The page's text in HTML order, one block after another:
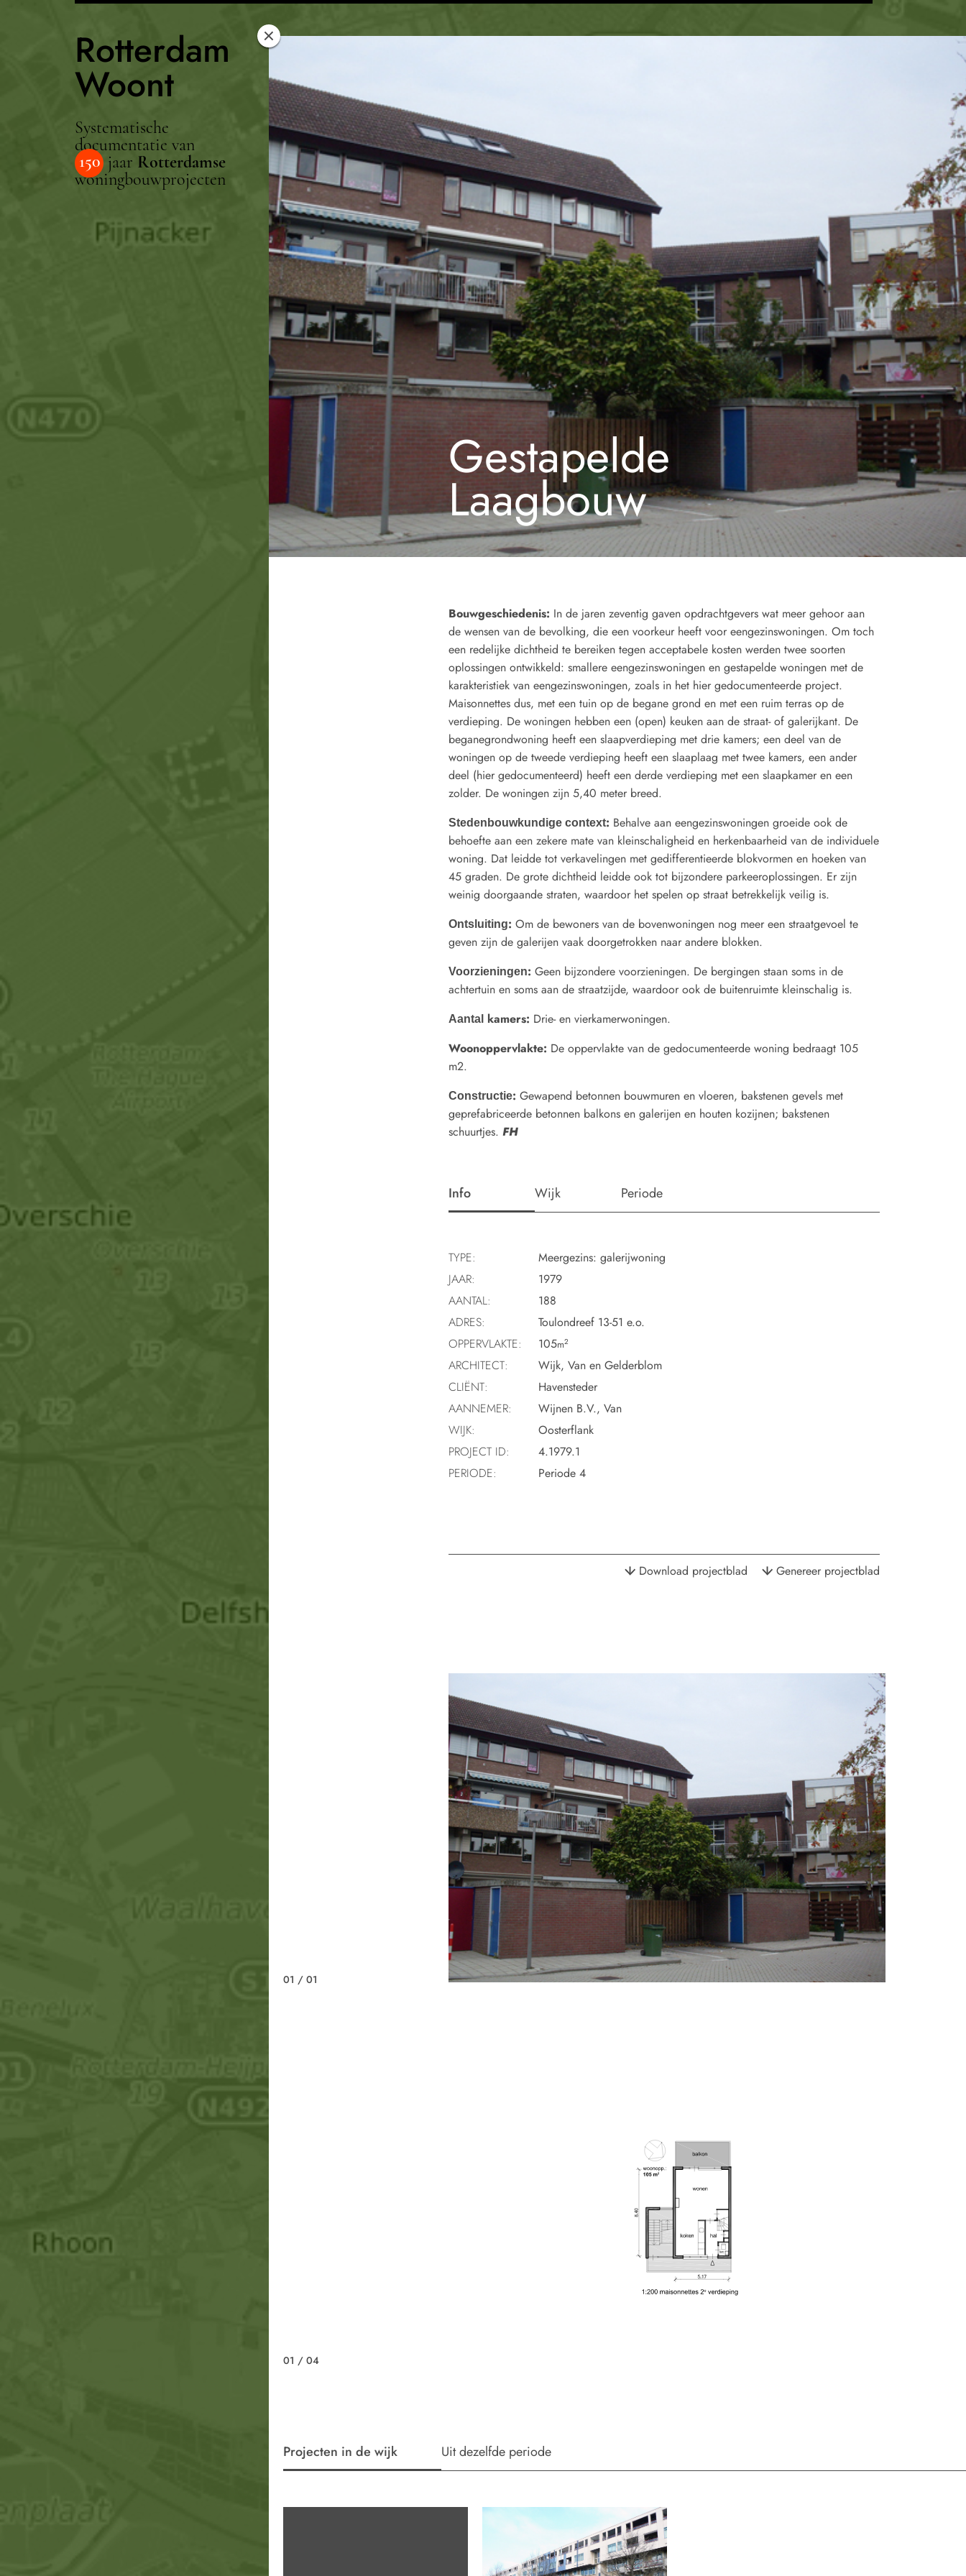
Rotterdam
Woont
Systematische
documentatie van
150 jaar Rotterdamse
woningbouwprojecten
Gestapelde
Laagbouw
Bouwgeschiedenis: In de jaren zeventig gaven opdrachtgevers wat meer gehoor aan
de wensen van de bevolking, die een voorkeur heeft voor eengezinswoningen. Om toch
een redelijke dichtheid te bereiken tegen acceptabele kosten werden twee soorten
oplossingen ontwikkeld: smallere eengezinswoningen en gestapelde woningen met de
karakteristiek van eengezinswoningen, zoals in het hier gedocumenteerde project.
Maisonnettes dus, met een tuin op de begane grond en met een ruim terras op de
verdieping. De woningen hebben een (open) keuken aan de straat- of galerijkant. De
beganegrondwoning heeft een slaapverdieping met drie kamers; een deel van de
woningen op de tweede verdieping heeft een slaaplaag met twee kamers, een ander
deel (hier gedocumenteerd) heeft een derde verdieping met een slaapkamer en een
zolder. De woningen zijn 5,40 meter breed.
Stedenbouwkundige context: Behalve aan eengezinswoningen groeide ook de
behoefte aan een zekere mate van kleinschaligheid en herkenbaarheid van de individuele
woning. Dat leidde tot verkavelingen met gedifferentieerde blokvormen en hoeken van
45 graden. De grote dichtheid leidde ook tot bijzondere parkeeroplossingen. Er zijn
weinig doorgaande straten, waardoor het spelen op straat betrekkelijk veilig is.
Ontsluiting: Om de bewoners van de bovenwoningen nog meer een straatgevoel te
geven zijn de galerijen vaak doorgetrokken naar andere blokken.
Voorzieningen: Geen bijzondere voorzieningen. De bergingen staan soms in de
achtertuin en soms aan de straatzijde, waardoor ook de buitenruimte kleinschalig is.
Aantal kamers: Drie- en vierkamerwoningen.
Woonoppervlakte: De oppervlakte van de gedocumenteerde woning bedraagt 105
m2.
Constructie: Gewapend betonnen bouwmuren en vloeren, bakstenen gevels met
geprefabriceerde betonnen balkons en galerijen en houten kozijnen; bakstenen
schuurtjes. FH
Info Wijk Periode
TYPE:
Meergezins: galerijwoning
JAAR:
1979
AANTAL:
188
ADRES:
Toulondreef 13-51 e.o.
OPPERVLAKTE:
105m2
ARCHITECT:
Wijk, Van en Gelderblom
CLIËNT:
Havensteder
AANNEMER:
Wijnen B.V., Van
WIJK:
Oosterflank
PROJECT ID:
4.1979.1
PERIODE:
Periode 4
Download projectblad Genereer projectblad
01 / 01
01 / 04
Projecten in de wijk Uit dezelfde periode